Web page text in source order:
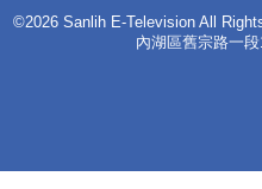
©2026 Sanlih E-Television All
內湖區舊宗路一